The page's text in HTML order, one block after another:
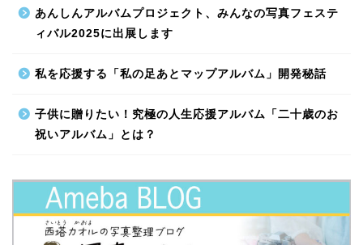
あんしんアルバムプロジェクト、みんなの写真フェステ
ィバル2025に出展します
私を応援する「私の足あとマップアルバム」開発秘話
子供に贈りたい！究極の人生応援アルバム「二十歳のお
祝いアルバム」とは？